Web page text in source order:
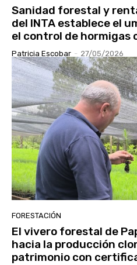
Sanidad forestal y
del INTA establece el
el control de hormigas
Patricia Escobar - 27/05/2026
FORESTACIÓN
El vivero forestal de
hacia la producción
patrimonio con